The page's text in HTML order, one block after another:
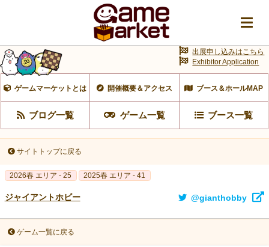
ゲームマーケットとは 開催概要＆アクセス ブース＆ホールMAP
ブログ一覧 ゲーム一覧 ブース一覧
出展申し込みはこちら
Exhibitor Application
サイトトップに戻る
2026春 エリア - 25 2025春 エリア - 41
ジャイアントホビー @gianthobby
ゲーム一覧に戻る